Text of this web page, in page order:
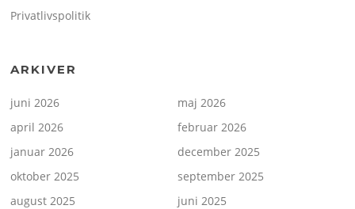
Privatlivspolitik
ARKIVER
juni 2026
maj 2026
april 2026
februar 2026
januar 2026
december 2025
oktober 2025
september 2025
august 2025
juni 2025